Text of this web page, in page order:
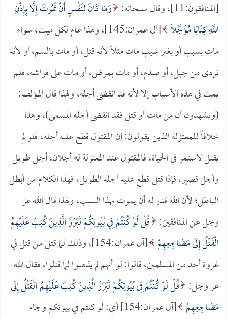
[المنافقون:11]، وقال سبحانه:
وَمَا كَانَ لِنَفْسٍ أَنْ تَمُوتَ إِلَّا بِإِذْنِ
اللَّهِ كِتَابًا مُؤَجَّلًا
[آل عمران:145]، وهذا عام لكل ميت، سواء
مات بسبب أو بغير سبب مات مثلاً لأنه قتل، أو مات بالسم، أو لأنه
تردى من جبل، أو صدم، أو مات بمرض، أو مات على فراشه، فلم
يمت في هذه الأسباب إلا لأنه قد انقضى أجله، ولهذا قال المؤلف:
(ويشهدون أن من مات أو قتل فقد انقضى أجله المسمى)، وهذا
خلافاً للمعتزلة الذين يقولون: إن المقتول قطع عليه أجله، فلو لم
يقتل لاستمر في الحياة، فالمقتول عند المعتزلة له أجلان، أجل طويل
وأجل قصير، فإذا قتل قطع عليه أجله الطويل، فهذا الكلام من أبطل
الباطل؛ لأن الله قدر له أن يموت بهذا السبب، ولهذا قال الله عز
وجل عن المنافقين: قُلْ لَوْ كُنْتُمْ فِي بُيُوتِكُمْ لَبَرَزَ الَّذِينَ كُتِبَ عَلَيْهِمُ
الْقَتْلُ إِلَى مَضَاجِعِهِمْ
[آل عمران:154]، وذلك لما قتل من قتل في
غزوة أحد من المسلمين، قالوا: لو أنهم لم يذهبوا لما قتلوا، فقال الله
عز وجل: قُلْ لَوْ كُنْتُمْ فِي بُيُوتِكُمْ لَبَرَزَ الَّذِينَ كُتِبَ عَلَيْهِمُ الْقَتْلُ إِلَى
مَضَاجِعِهِمْ
[آل عمران:154] أي: لو كنتم في بيوتكم وجاء